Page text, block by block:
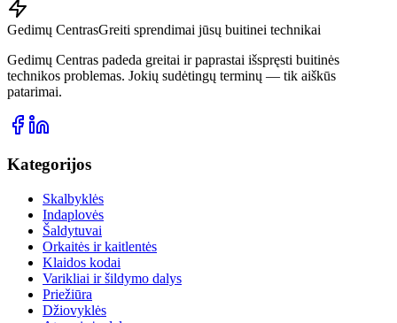
Gedimų CentrasGreiti sprendimai jūsų buitinei technikai
Gedimų Centras padeda greitai ir paprastai išspręsti buitinės
technikos problemas. Jokių sudėtingų terminų — tik aiškūs
patarimai.
Kategorijos
Skalbyklės
Indaplovės
Šaldytuvai
Orkaitės ir kaitlentės
Klaidos kodai
Varikliai ir šildymo dalys
Priežiūra
Džiovyklės